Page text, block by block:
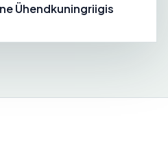
Ühendkuningriigis